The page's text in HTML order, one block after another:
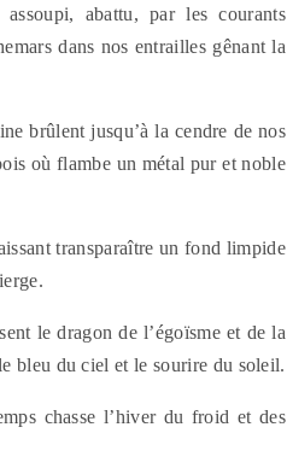
abattu, par les courants
dans nos entrailles gênant la
brûlent jusqu’à la cendre de nos
où flambe un métal pur et noble
transparaître un fond limpide
le dragon de l’égoïsme et de la
bleu du ciel et le sourire du soleil.
chasse l’hiver du froid et des